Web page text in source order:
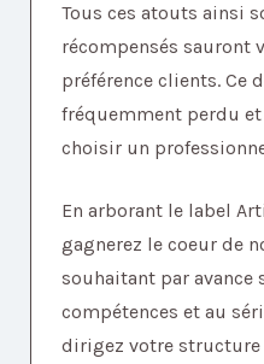
Tous ces atouts ainsi
récompensés sauront
préférence clients. Ce
fréquemment perdu
choisir un
En arborant le label
gagnerez le coeur de
souhaitant par avance
compétences et au
dirigez votre structure